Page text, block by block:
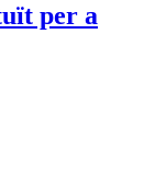
per a